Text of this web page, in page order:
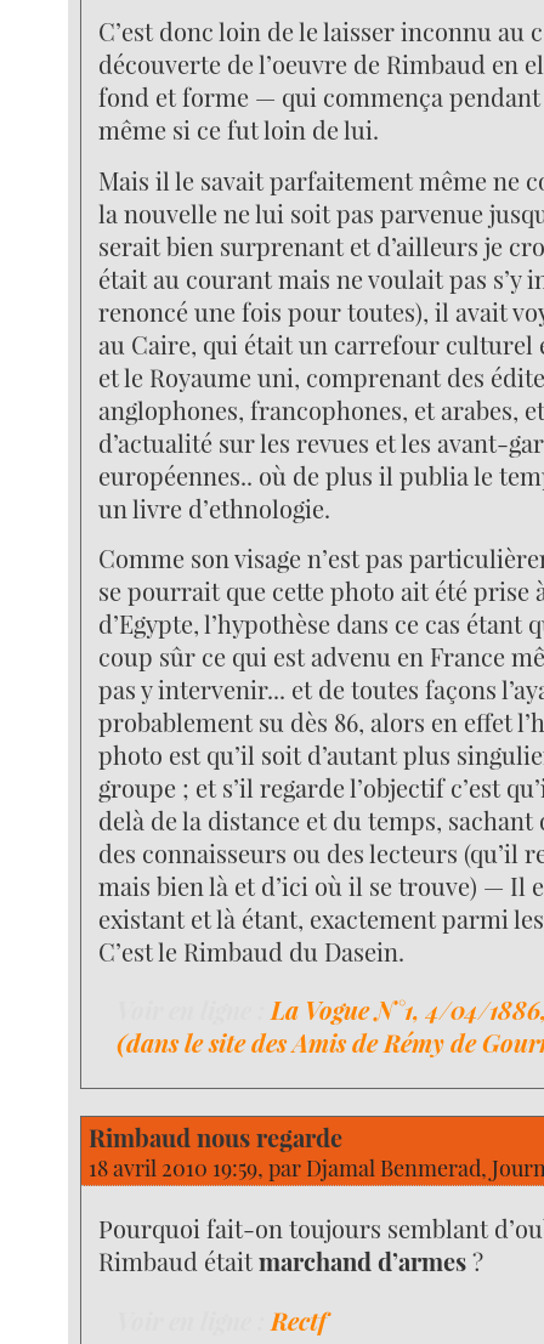
C’est donc loin de le laisser inconnu au
découverte de l’oeuvre de Rimbaud en
fond et forme — qui commença pendant
même si ce fut loin de lui.
Mais il le savait parfaitement même ne
la nouvelle ne lui soit pas parvenue
serait bien surprenant et d’ailleurs je
était au courant mais ne voulait pas s’y
renoncé une fois pour toutes), il avait
au Caire, qui était un carrefour culturel
et le Royaume uni, comprenant des
anglophones, francophones, et arabes,
d’actualité sur les revues et les avant-
européennes.. où de plus il publia le
un livre d’ethnologie.
Comme son visage n’est pas
se pourrait que cette photo ait été prise
d’Egypte, l’hypothèse dans ce cas étant
coup sûr ce qui est advenu en France
pas y intervenir... et de toutes façons
probablement su dès 86, alors en effet
photo est qu’il soit d’autant plus
groupe ; et s’il regarde l’objectif c’est
delà de la distance et du temps, sachant
des connaisseurs ou des lecteurs (qu’il
mais bien là et d’ici où il se trouve) — Il
existant et là étant, exactement parmi
C’est le Rimbaud du Dasein.
La Vogue N°1, 4/04/
(dans le site des Amis de Rémy de
Rimbaud nous regarde
18 avril 2010 19:59, par Djamal Benmerad,
Pourquoi fait-on toujours semblant
Rimbaud étaitmarchand d’armes?
Rectf